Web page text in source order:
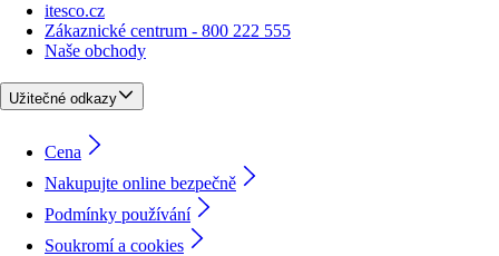
itesco.cz
Zákaznické centrum - 800 222 555
Naše obchody
Užitečné odkazy
Cena
Nakupujte online bezpečně
Podmínky používání
Soukromí a cookies